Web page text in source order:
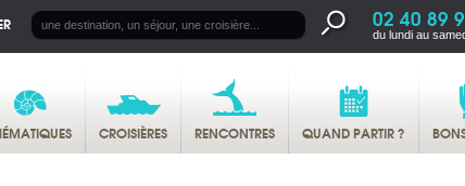
02 40 89
du lundi au
CROISIÈRES RENCONTRES QUAND PARTIR ?